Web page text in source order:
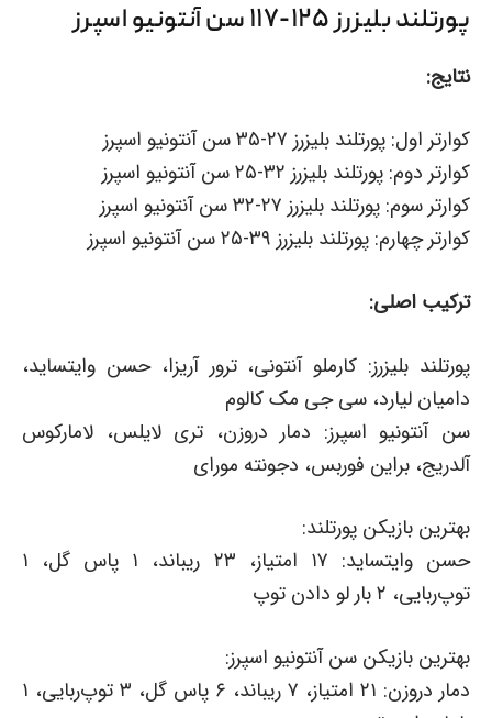
پورتلند بلیزرز ۱۲۵-۱۱۷ سن آنتونیو اسپرز
نتایج:
کوارتر اول: پورتلند بلیزرز ۲۷-۳۵ سن آنتونیو اسپرز
کوارتر دوم: پورتلند بلیزرز ۳۲-۲۵ سن آنتونیو اسپرز
کوارتر سوم: پورتلند بلیزرز ۲۷-۳۲ سن آنتونیو اسپرز
کوارتر چهارم: پورتلند بلیزرز ۳۹-۲۵ سن آنتونیو اسپرز
ترکیب اصلی:
پورتلند بلیزرز: کارملو آنتونی، ترور آریزا، حسن وایتساید،
دامیان لیارد، سی جی مک کالوم
سن آنتونیو اسپرز: دمار دروزن، تری لایلس، لامارکوس
آلدریج، براین فوربس، دجونته مورای
بهترین بازیکن پورتلند:
حسن وایتساید: ۱۷ امتیاز، ۲۳ ریباند، ۱ پاس گل، ۱
توپ‌ربایی، ۲ بار لو دادن توپ
بهترین بازیکن سن آنتونیو اسپرز:
دمار دروزن: ۲۱ امتیاز، ۷ ریباند، ۶ پاس گل، ۳ توپ‌ربایی، ۱